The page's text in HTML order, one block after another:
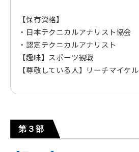
【保有資格】
・日本テクニカルアナリスト協会
・認定テクニカルアナリスト
【趣味】スポーツ観戦
【尊敬している人】リーチマイケル
第３部